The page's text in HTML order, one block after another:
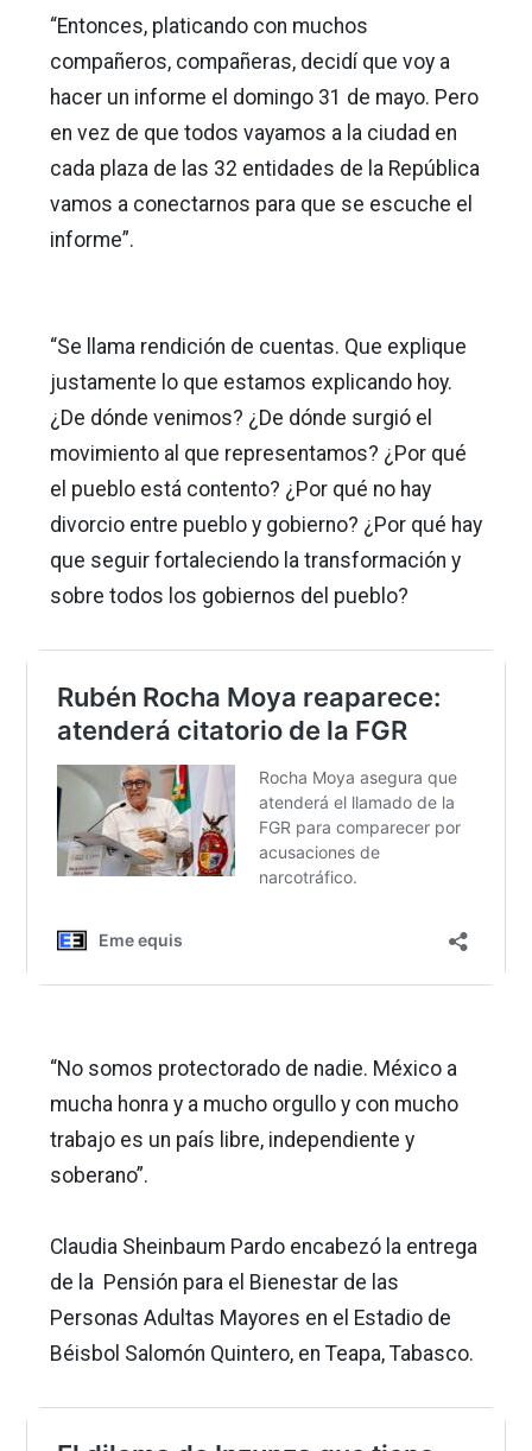
“Entonces, platicando con muchos
compañeros, compañeras, decidí que voy a
hacer un informe el domingo 31 de mayo. Pero
en vez de que todos vayamos a la ciudad en
cada plaza de las 32 entidades de la República
vamos a conectarnos para que se escuche el
informe”.
“Se llama rendición de cuentas. Que explique
justamente lo que estamos explicando hoy.
¿De dónde venimos? ¿De dónde surgió el
movimiento al que representamos? ¿Por qué
el pueblo está contento? ¿Por qué no hay
divorcio entre pueblo y gobierno? ¿Por qué hay
que seguir fortaleciendo la transformación y
sobre todos los gobiernos del pueblo?
“No somos protectorado de nadie. México a
mucha honra y a mucho orgullo y con mucho
trabajo es un país libre, independiente y
soberano”.
Claudia Sheinbaum Pardo encabezó la entrega
de la Pensión para el Bienestar de las
Personas Adultas Mayores en el Estadio de
Béisbol Salomón Quintero, en Teapa, Tabasco.